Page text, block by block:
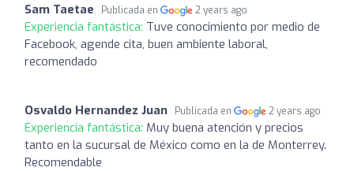
Sam Taetae Publicada en 2 years ago
Experiencia fantástica: Tuve conocimiento por medio de
Facebook, agende cita, buen ambiente laboral,
recomendado
Osvaldo Hernandez Juan Publicada en 2 years ago
Experiencia fantástica: Muy buena atención y precios
tanto en la sucursal de México como en la de Monterrey.
Recomendable